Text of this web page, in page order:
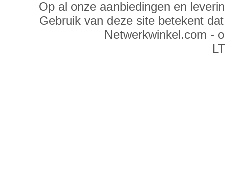
Op al onze aanbiedingen en
Gebruik van deze site betekent
Netwerkwinkel.com -